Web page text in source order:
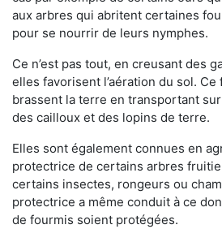
aux arbres qui abritent certaines
pour se nourrir de leurs nymphes.
Ce n’est pas tout, en creusant des
elles favorisent l’aération du sol.
brassent la terre en transportant
des cailloux et des lopins de terre.
Elles sont également connues en
protectrice de certains arbres
certains insectes, rongeurs ou
protectrice a même conduit à ce
de fourmis soient protégées.